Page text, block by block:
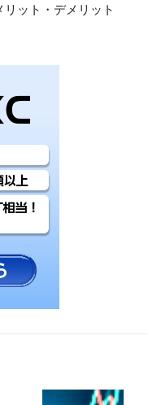
ット・デメリット